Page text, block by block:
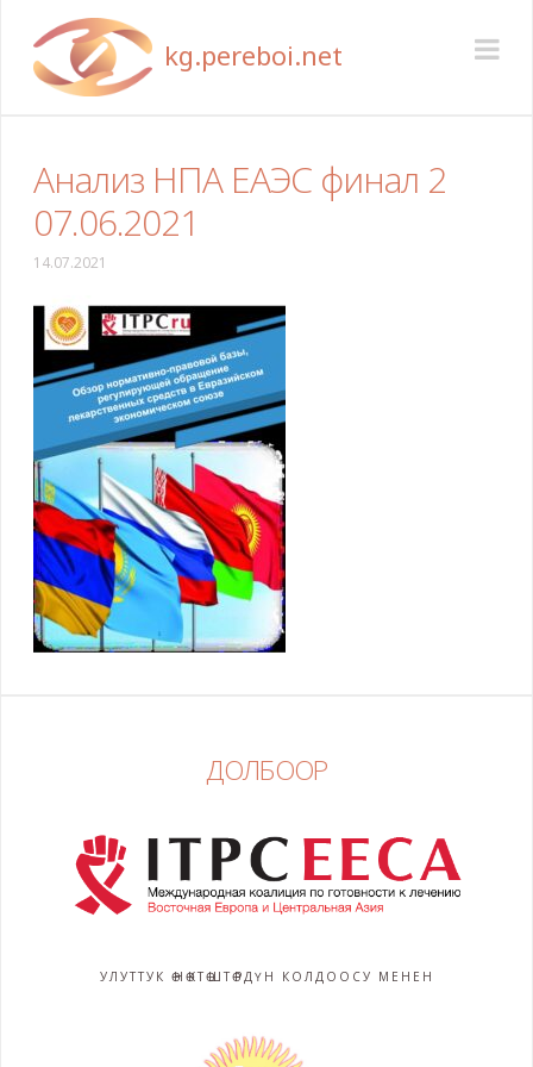
Pereboi
Анализ НПА ЕАЭС финал 2
07.06.2021
14.07.2021
ДОЛБООР
УЛУТТУК ӨНӨКТӨШТӨРДҮН КОЛДООСУ МЕНЕН